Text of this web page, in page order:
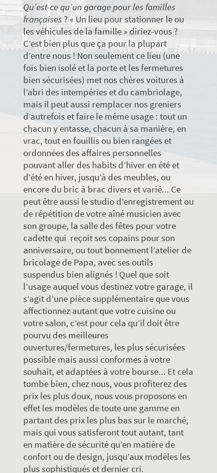
Qu’est-ce qu’un garage pour les familles
françaises ? « Un lieu pour stationner le ou
les véhicules de la famille » diriez-vous ?
C’est bien plus que ça pour la plupart
d’entre nous ! Non seulement ce lieu (une
fois bien isolé et la porte et les fermetures
bien sécurisées) met nos chères voitures à
l’abri des intempéries et du cambriolage,
mais il peut aussi remplacer nos greniers
d’autrefois et faire le même usage : tout un
chacun y entasse, chacun à sa manière, en
vrac, tout en fouillis ou bien rangées et
ordonnées des affaires personnelles
pouvant aller des habits d’hiver en été et
d’été en hiver, jusqu’à des meubles, ou
encore du bric à brac divers et varié... Ce
peut être aussi le studio d’enregistrement ou
de répétition de votre aîné musicien avec
son groupe, la salle des fêtes pour votre
cadette qui reçoit ses copains pour son
anniversaire, ou tout bonnement l’atelier de
bricolage de Papa, avec ses outils
suspendus bien alignés ! Quel que soit
l’usage auquel vous destinez votre garage, il
s’agit d’une pièce supplémentaire que vous
affectionnez autant que votre cuisine ou
votre salon, c’est pour cela qu’il doit être
pourvu des meilleures
ouvertures/fermetures, les plus sécurisées
possible mais aussi conformes à votre
souhait, et adaptées à votre bourse... Et cela
tombe bien, chez nous, vous profiterez des
prix les plus doux, nous vous proposons en
effet les modèles de toute une gamme en
partant des prix les plus bas sur le marché,
mais qui vous satisferont tout autant, tant
en matière de sécurité qu’en matière de
confort ou de design, jusqu’aux modèles les
plus sophistiqués et dernier cri.